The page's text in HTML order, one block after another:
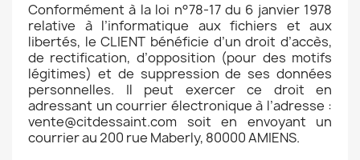
Conformément à la loi n°78-17 du 6 janvier 1978
relative à l’informatique aux fichiers et aux
libertés, le CLIENT bénéficie d’un droit d’accès,
de rectification, d’opposition (pour des motifs
légitimes) et de suppression de ses données
personnelles. Il peut exercer ce droit en
adressant un courrier électronique à l’adresse :
vente@citdessaint.com soit en envoyant un
courrier au 200 rue Maberly, 80000 AMIENS.